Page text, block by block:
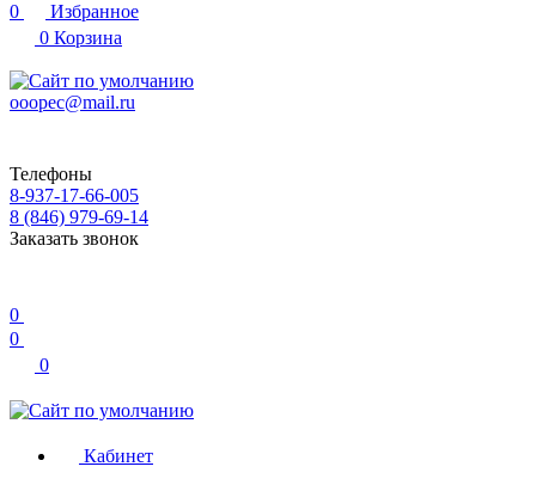
0
Избранное
0 Корзина
ooopec@mail.ru
Телефоны
8-937-17-66-005
8 (846) 979-69-14
Заказать звонок
0
0
0
Кабинет